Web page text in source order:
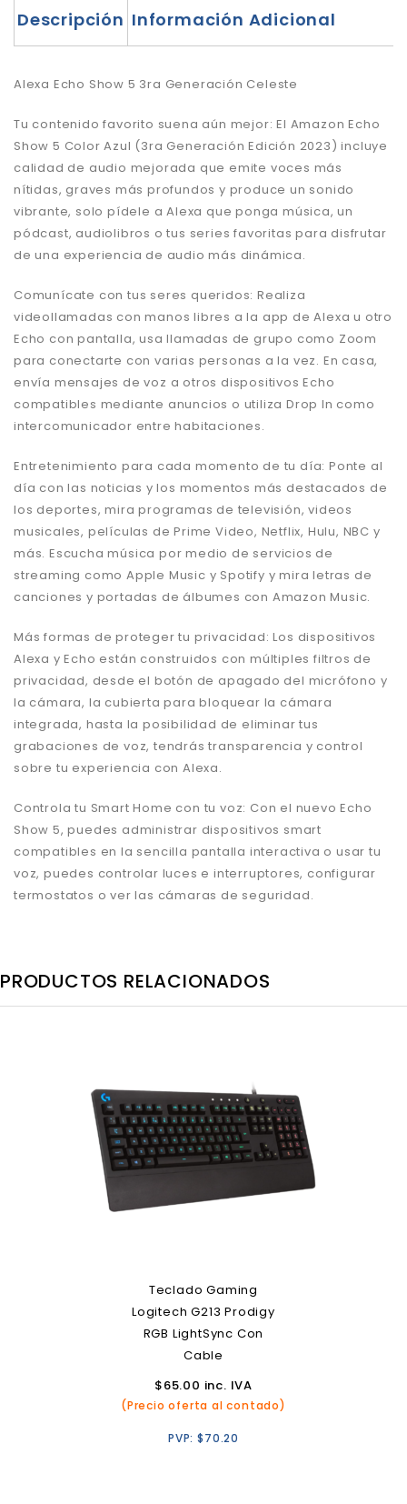
Descripción Información Adicional
Alexa Echo Show 5 3ra Generación Celeste
Tu contenido favorito suena aún mejor: El Amazon Echo
Show 5 Color Azul (3ra Generación Edición 2023) incluye
calidad de audio mejorada que emite voces más
nítidas, graves más profundos y produce un sonido
vibrante, solo pídele a Alexa que ponga música, un
pódcast, audiolibros o tus series favoritas para disfrutar
de una experiencia de audio más dinámica.
Comunícate con tus seres queridos: Realiza
videollamadas con manos libres a la app de Alexa u otro
Echo con pantalla, usa llamadas de grupo como Zoom
para conectarte con varias personas a la vez. En casa,
envía mensajes de voz a otros dispositivos Echo
compatibles mediante anuncios o utiliza Drop In como
intercomunicador entre habitaciones.
Entretenimiento para cada momento de tu día: Ponte al
día con las noticias y los momentos más destacados de
los deportes, mira programas de televisión, videos
musicales, películas de Prime Video, Netflix, Hulu, NBC y
más. Escucha música por medio de servicios de
streaming como Apple Music y Spotify y mira letras de
canciones y portadas de álbumes con Amazon Music.
Más formas de proteger tu privacidad: Los dispositivos
Alexa y Echo están construidos con múltiples filtros de
privacidad, desde el botón de apagado del micrófono y
la cámara, la cubierta para bloquear la cámara
integrada, hasta la posibilidad de eliminar tus
grabaciones de voz, tendrás transparencia y control
sobre tu experiencia con Alexa.
Controla tu Smart Home con tu voz: Con el nuevo Echo
Show 5, puedes administrar dispositivos smart
compatibles en la sencilla pantalla interactiva o usar tu
voz, puedes controlar luces e interruptores, configurar
termostatos o ver las cámaras de seguridad.
PRODUCTOS RELACIONADOS
Teclado Gaming
Logitech G213 Prodigy
RGB LightSync Con
Cable
$65.00 inc. IVA
(Precio oferta al contado)
PVP:$70.20